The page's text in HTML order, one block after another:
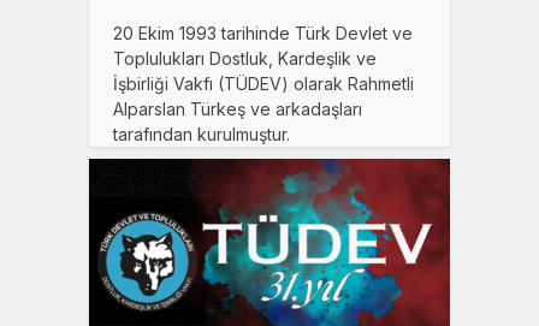
20 Ekim 1993 tarihinde Türk Devlet ve
Toplulukları Dostluk, Kardeşlik ve
İşbirliği Vakfı (TÜDEV) olarak Rahmetli
Alparslan Türkeş ve arkadaşları
tarafından kurulmuştur.